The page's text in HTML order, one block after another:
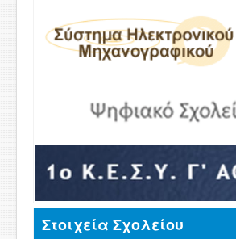
Στοιχεία Σχολείου